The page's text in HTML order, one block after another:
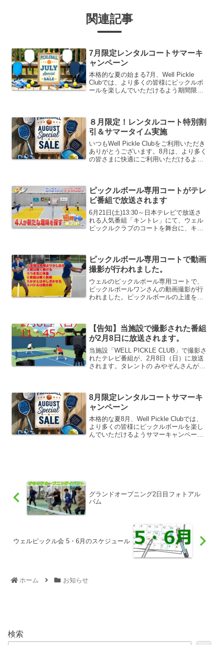
関連記事
7月限定レンタルコートサマーキ
ャンペーン
本格的な夏の始まる7月、Well Pickle
Clubでは、より多くの皆様にピックルボ
ールを楽しんでいただけるよう期間限定
ルコ...
８月限定！レンタルコート特別割
引＆サマータイム実施
いつもWell Pickle Clubをご利用いただき
ありがとうございます。8月は、より多く
の皆さまに快適にご利用いただけるよ
間...
ピックルボール専用コートがテレ
ビ番組で放送されます
6月21日(土)13:30～日本テレビで放送さ
れる人気番組「キントレ」にて、ウェル
ピックルクラブのコートを舞台に、キン
るプレーをす...
ピックルボール専用コートで動画
撮影が行われました。
ウェルのピックルボール専用コートで、
ピックルボールワンさんの動画撮影が行
われました。ピックルボールの上達を目
企画や運営を行うなど、ピ...
【告知】当施設で撮影された番組
が2月8日に放送されます。
当施設「WELL PICKLE CLUB」で撮影さ
れたテレビ番組が、2月8日（日）に放送
されます。タレントの みやぞんさんが、
ながるピ...
8月限定レンタルコートサマーキ
ャンペーン
本格的な夏8月、Well Pickle Clubでは、
より多くの皆様にピックルボールを楽し
んでいただけるようサマーキャンペーン
グランドオープニング2日目フォトアル
バム
ウェルピックル会 5・6月のスケジュール
ホーム お知らせ
検索